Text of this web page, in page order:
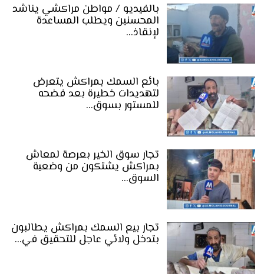
بالفيديو / مواطن مراكشي يناشد
المحسنين ويطلب المساعدة
لإنقاذ…
بائع السمك بمراكش يتعرض
لتهديدات خطيرة بعد فضحه
للمستور بسوق…
تجار سوق الخير بعرصة لمعاش
بمراكش يشتكون من وضعية
السوق…
تجار بيع السمك بمراكش يطالبون
بتدخل ولائي عاجل للتحقيق في…